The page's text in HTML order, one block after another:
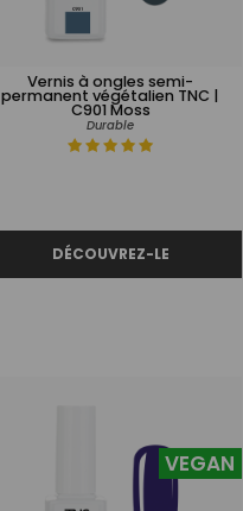
Vernis à ongles semi-
permanent végétalien TNC |
C901 Moss
Durable
VEGAN